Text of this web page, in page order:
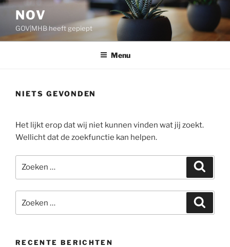
Ga
inhoud
NOV
GOV|MHB heeft gepiept
Menu
NIETS GEVONDEN
Het lijkt erop dat wij niet kunnen vinden wat jij zoekt.
Wellicht dat de zoekfunctie kan helpen.
naar:
RECENTE BERICHTEN